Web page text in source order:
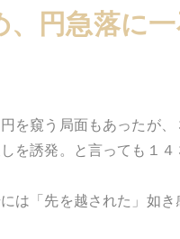
円急落に一
を窺う局面もあったが
を誘発。と言っても１
は「先を越された」如き